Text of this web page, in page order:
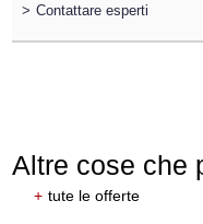
> Contattare esperti
Altre cose che
+ tute le offerte